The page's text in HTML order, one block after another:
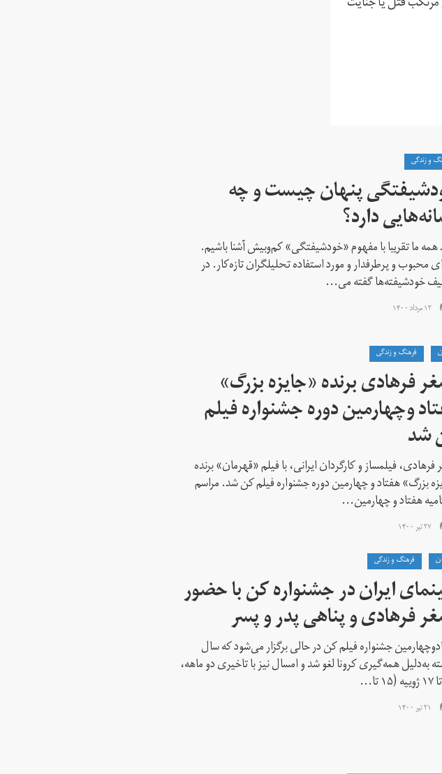
و زندگی
پنهان چیست و چه
دارد؟
همه ما تقریبا با مفهوم «خودشیفتگی» کم‌و‌بیش آشنا باشیم.
محبوب و پرطرفدار و مورد استفاده تحلیلگران تازه‌کار. در
خودشیفته‌ها گفته می...
۱۲ مرداد ۱۴۰۰
فرهنگ و زندگی
فرهادی برنده «جایزه بزرگ»‌
وچهارمین دوره جشنواره فیلم
شد
فیلمساز و کارگردان ایرانی، با فیلم «قهرمان» برنده
بزرگ» هفتاد و چهارمین دوره جشنواره فیلم کن شد. مراسم
هفتاد و چهارمین...
۲۷ تیر ۱۴۰۰
فرهنگ و زندگی
ایران در جشنواره کن با حضور
فرهادی و پناهی پدر و پسر
جشنواره فیلم کن در حالی برگزار می‌شود که سال
به‌دلیل همه‌گیری کرونا لغو شد و امسال نیز با تاخیری دو ماهه،
۲۱ تیر ۱۴۰۰